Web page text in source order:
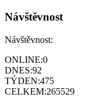
Návštěvnost
Návštěvnost:
ONLINE:0
DNES:92
TÝDEN:475
CELKEM:265529